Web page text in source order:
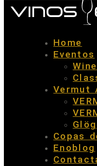
Home
Eventos
Vermut
Copas
Enoblog